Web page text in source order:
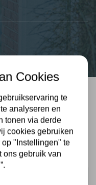
Cookies
te
analyseren en
tonen via derde
cookies gebruiken
"Instellingen" te
ons gebruik van